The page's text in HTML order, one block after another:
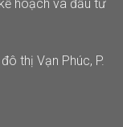
hoạch và đầu tư
thị Vạn Phúc, P.